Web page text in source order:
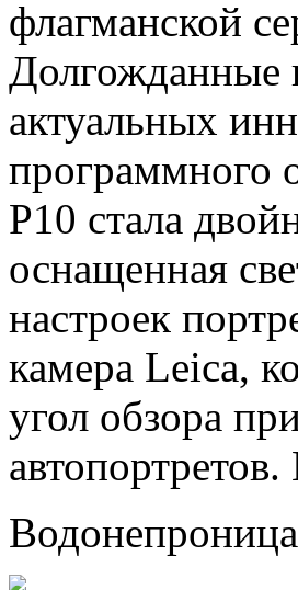
флагманской
Долгожданные
актуальных
программного
P10 стала
оснащенная
настроек
камера Leica,
угол обзора